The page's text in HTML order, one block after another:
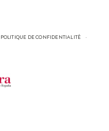
POLITIQUE DE CONFIDENTIALITÉ